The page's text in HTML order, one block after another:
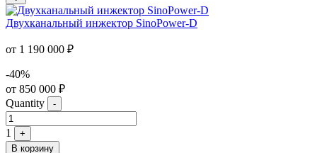
Двухканальный инжектор SinoPower-D
от 1 190 000 ₽
-40%
от 850 000 ₽
Quantity
-
1
+
В корзину